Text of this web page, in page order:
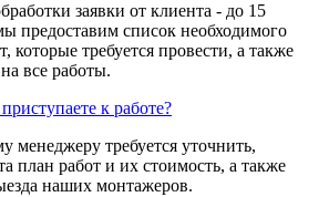
заявки от клиента - до 15
предоставим список необходимого
которые требуется провести, а также
все работы.
к работе?
менеджеру требуется уточнить,
план работ и их стоимость, а также
наших монтажеров.